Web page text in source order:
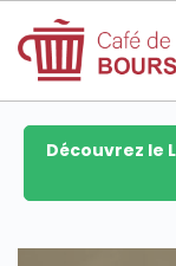
Découvrez le